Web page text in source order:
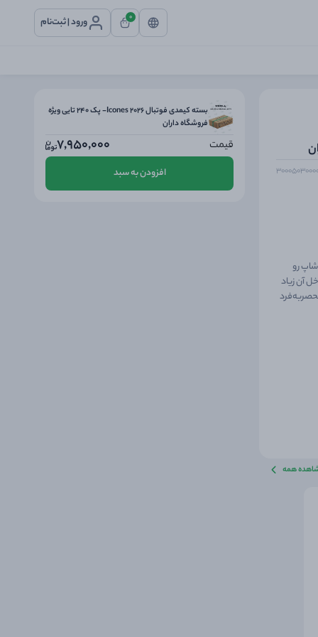
0 ورود | ثبت‌نام
شاپ رو
آن زیاد
طراحی و محتوای منحصربه‌فرد
همه
بسته کیمدی فوتبال 2026 Icones- پک 240 تایی ویژه
فروشگاه داران
قیمت 7,950,000
افزودن به سبد